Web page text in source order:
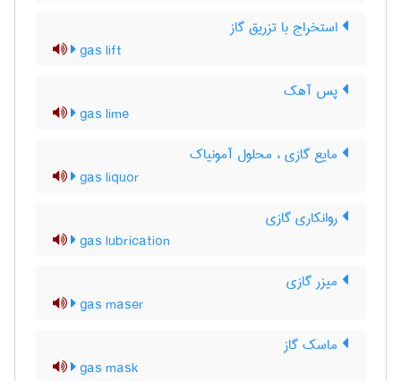
استخراج با تزریق گاز
gas lift
پس آهک
gas lime
مایع گازی ، محلول آمونیاک
gas liquor
روانکاری گازی
gas lubrication
میزر گازی
gas maser
ماسک گاز
gas mask